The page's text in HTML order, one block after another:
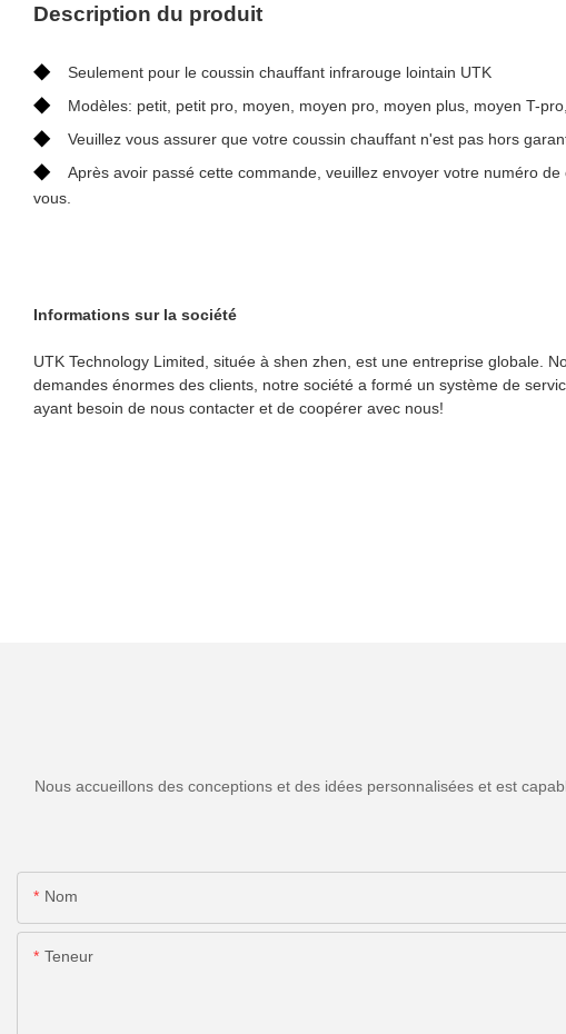
Description du produit
◆ Seulement pour le coussin chauffant infrarouge lointain UTK
◆ Modèles: petit, petit pro, moyen, moyen pro, moyen plus, moyen T-
◆ Veuillez vous assurer que votre coussin chauffant n'est pas hors
◆
Après avoir passé cette commande, veuillez envoyer votre numéro
vous.
Informations sur la société
UTK Technology Limited, située à shen zhen, est une entreprise globale.
demandes énormes des clients, notre société a formé un système de
ayant besoin de nous contacter et de coopérer avec nous!
Nous accueillons des conceptions et des idées personnalisées et est
Nom
Teneur